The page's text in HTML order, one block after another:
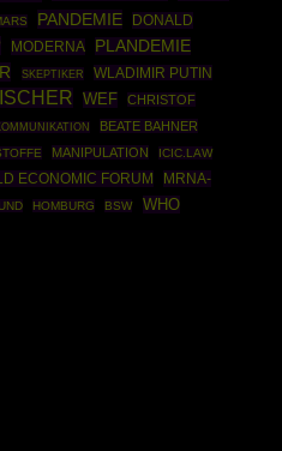
PANDEMIE
DONALD
MODERNA
PLANDEMIE
SKEPTIKER WLADIMIR PUTIN
WEF
CHRISTOF
BEATE BAHNER
MANIPULATION ICIC.LAW
ECONOMIC FORUM
MRNA-
HOMBURG BSW WHO